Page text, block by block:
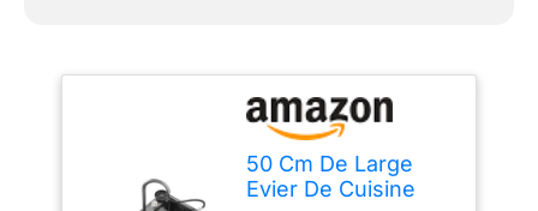
haute pression facilite le
nettoyage des tasses, ce
qui rend votre travail de
Conception de robinet 3
en 1
Basculez sans
50 Cm De Large
Evier De Cuisine